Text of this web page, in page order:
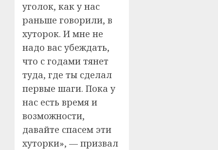
уголок, как у нас
раньше говорили, в
хуторок. И мне не
надо вас убеждать,
что с годами тянет
туда, где ты сделал
первые шаги. Пока у
нас есть время и
возможности,
давайте спасем эти
хуторки», — призвал